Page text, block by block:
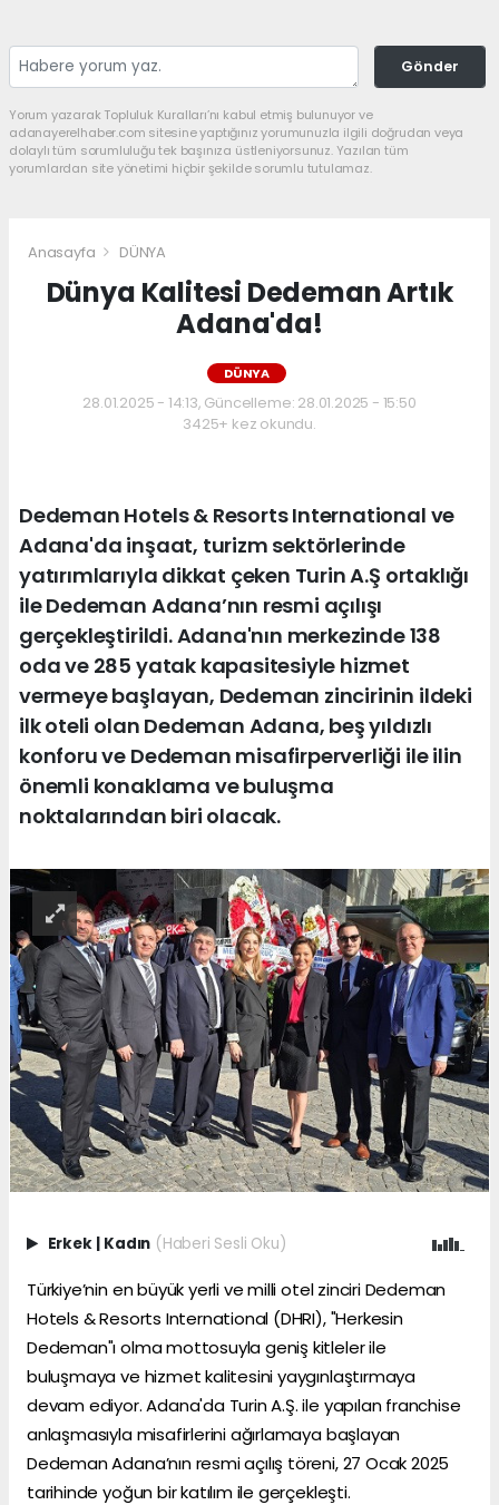
Gönder
Yorum yazarak Topluluk Kuralları’nı kabul etmiş bulunuyor ve
adanayerelhaber.com sitesine yaptığınız yorumunuzla ilgili doğrudan veya
dolaylı tüm sorumluluğu tek başınıza üstleniyorsunuz. Yazılan tüm
yorumlardan site yönetimi hiçbir şekilde sorumlu tutulamaz.
Anasayfa DÜNYA
Dünya Kalitesi Dedeman Artık
Adana'da!
DÜNYA
28.01.2025 - 14:13, Güncelleme: 28.01.2025 - 15:50
3425+ kez okundu.
Dedeman Hotels & Resorts International ve
Adana'da inşaat, turizm sektörlerinde
yatırımlarıyla dikkat çeken Turin A.Ş ortaklığı
ile Dedeman Adana’nın resmi açılışı
gerçekleştirildi. Adana'nın merkezinde 138
oda ve 285 yatak kapasitesiyle hizmet
vermeye başlayan, Dedeman zincirinin ildeki
ilk oteli olan Dedeman Adana, beş yıldızlı
konforu ve Dedeman misafirperverliği ile ilin
önemli konaklama ve buluşma
noktalarından biri olacak.
Erkek Kadın (Haberi Sesli Oku)
Türkiye’nin en büyük yerli ve milli otel zinciri Dedeman
Hotels & Resorts International (DHRI), "Herkesin
Dedeman"ı olma mottosuyla geniş kitleler ile
buluşmaya ve hizmet kalitesini yaygınlaştırmaya
devam ediyor. Adana'da Turin A.Ş. ile yapılan franchise
anlaşmasıyla misafirlerini ağırlamaya başlayan
Dedeman Adana’nın resmi açılış töreni, 27 Ocak 2025
tarihinde yoğun bir katılım ile gerçekleşti.